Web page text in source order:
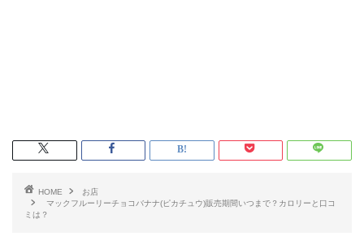
HOME
お店
マックフルーリーチョコバナナ(ピカチュウ)販売期間いつまで？カロリーと口コ
ミは？